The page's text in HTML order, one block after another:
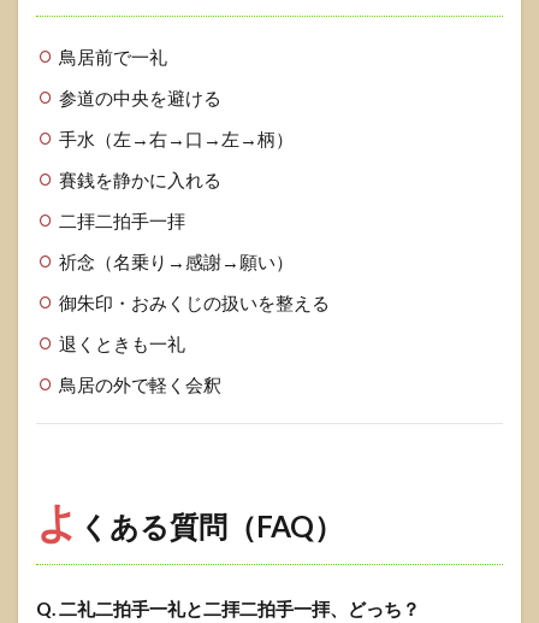
鳥居前で一礼
参道の中央を避ける
手水（左→右→口→左→柄）
賽銭を静かに入れる
二拝二拍手一拝
祈念（名乗り→感謝→願い）
御朱印・おみくじの扱いを整える
退くときも一礼
鳥居の外で軽く会釈
よ くある質問（FAQ）
Q. 二礼二拍手一礼と二拝二拍手一拝、どっち？